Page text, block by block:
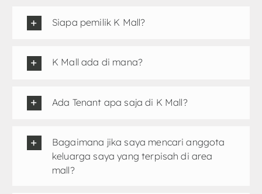
Siapa pemilik K Mall?
K Mall ada di mana?
Ada Tenant apa saja di K Mall?
Bagaimana jika saya mencari anggota
keluarga saya yang terpisah di area
mall?